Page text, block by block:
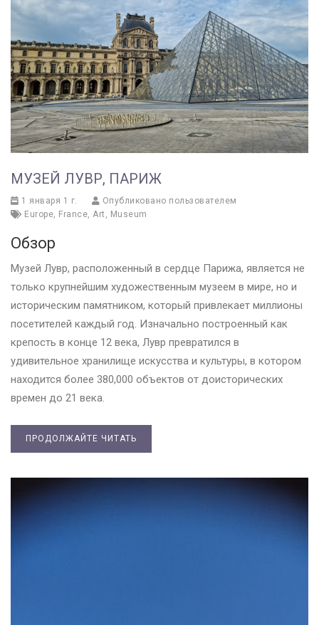
МУЗЕЙ ЛУВР, ПАРИЖ
1 января 1 г.
Опубликовано пользователем
Europe, France, Art , Museum
Обзор
Музей Лувр, расположенный в сердце Парижа, является не
только крупнейшим художественным музеем в мире, но и
историческим памятником, который привлекает миллионы
посетителей каждый год. Изначально построенный как
крепость в конце 12 века, Лувр превратился в
удивительное хранилище искусства и культуры, в котором
находится более 380,000 объектов от доисторических
времен до 21 века.
ПРОДОЛЖАЙТЕ ЧИТАТЬ